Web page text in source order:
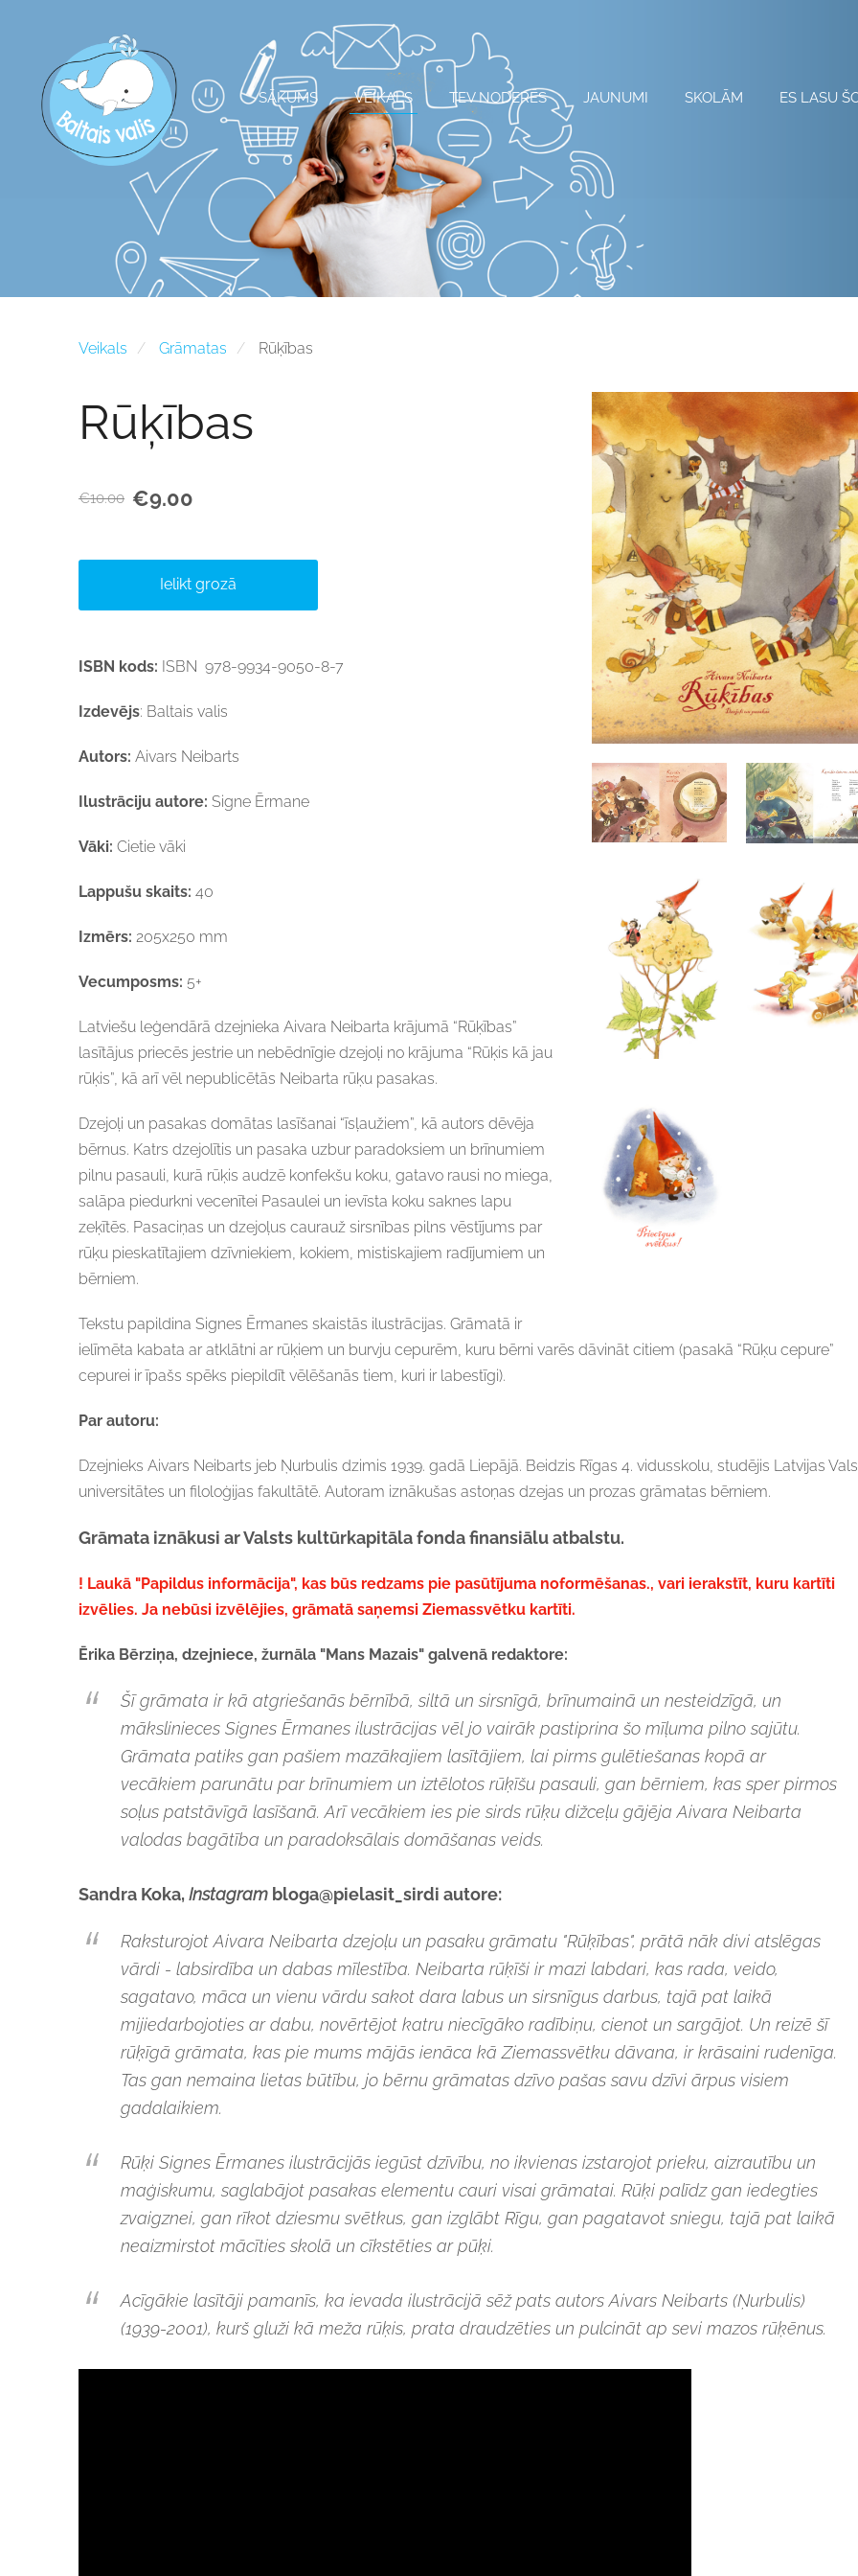
SĀKUMS VEIKALS TEV NODERĒS JAUNUMI SKOLĀM ES LASU
Veikals Grāmatas Rūķības
Rūķības
€10.00 €9.00
Ielikt grozā
ISBN kods: ISBN 978-9934-9050-8-7
Izdevējs: Baltais valis
Autors: Aivars Neibarts
Ilustrāciju autore: Signe Ērmane
Vāki: Cietie vāki
Lappušu skaits: 40
Izmērs: 205x250 mm
Vecumposms: 5+
Latviešu leģendārā dzejnieka Aivara Neibarta krājumā “Rūķības”
lasītājus priecēs jestrie un nebēdnīgie dzejoļi no krājuma “Rūķis kā jau
rūķis”, kā arī vēl nepublicētās Neibarta rūķu pasakas.
Dzejoļi un pasakas domātas lasīšanai “īsļaužiem”, kā autors dēvēja
bērnus. Katrs dzejolītis un pasaka uzbur paradoksiem un brīnumiem
pilnu pasauli, kurā rūķis audzē konfekšu koku, gatavo rausi no miega,
salāpa piedurkni vecenītei Pasaulei un ievīsta koku saknes lapu
zeķītēs. Pasaciņas un dzejoļus caurauž sirsnības pilns vēstījums par
rūķu pieskatītajiem dzīvniekiem, kokiem, mistiskajiem radījumiem un
bērniem.
Tekstu papildina Signes Ērmanes skaistās ilustrācijas. Grāmatā ir
ielīmēta kabata ar atklātni ar rūķiem un burvju cepurēm, kuru bērni varēs dāvināt citiem (pasakā “Rūķu cepure”
cepurei ir īpašs spēks piepildīt vēlēšanās tiem, kuri ir labestīgi).
Par autoru:
Dzejnieks Aivars Neibarts jeb Ņurbulis dzimis 1939. gadā Liepājā. Beidzis Rīgas 4. vidusskolu, studējis Latvijas
universitātes un filoloģijas fakultātē. Autoram iznākušas astoņas dzejas un prozas grāmatas bērniem.
Grāmata iznākusi ar Valsts kultūrkapitāla fonda finansiālu atbalstu.
! Laukā "Papildus informācija", kas būs redzams pie pasūtījuma noformēšanas., vari ierakstīt, kuru kartīti
izvēlies. Ja nebūsi izvēlējies, grāmatā saņemsi Ziemassvētku kartīti.
Ērika Bērziņa, dzejniece, žurnāla "Mans Mazais" galvenā redaktore:
Šī grāmata ir kā atgriešanās bērnībā, siltā un sirsnīgā, brīnumainā un nesteidzīgā, un
mākslinieces Signes Ērmanes ilustrācijas vēl jo vairāk pastiprina šo mīļuma pilno sajūtu.
Grāmata patiks gan pašiem mazākajiem lasītājiem, lai pirms gulētiešanas kopā ar
vecākiem parunātu par brīnumiem un iztēlotos rūķīšu pasauli, gan bērniem, kas sper pirmos
soļus patstāvīgā lasīšanā. Arī vecākiem ies pie sirds rūķu dižceļu gājēja Aivara Neibarta
valodas bagātība un paradoksālais domāšanas veids.
Sandra Koka, Instagram bloga@pielasit_sirdi autore:
Raksturojot Aivara Neibarta dzejoļu un pasaku grāmatu "Rūķības", prātā nāk divi atslēgas
vārdi - labsirdība un dabas mīlestība. Neibarta rūķīši ir mazi labdari, kas rada, veido,
sagatavo, māca un vienu vārdu sakot dara labus un sirsnīgus darbus, tajā pat laikā
mijiedarbojoties ar dabu, novērtējot katru niecīgāko radībiņu, cienot un sargājot. Un reizē šī
rūķīgā grāmata, kas pie mums mājās ienāca kā Ziemassvētku dāvana, ir krāsaini rudenīga.
Tas gan nemaina lietas būtību, jo bērnu grāmatas dzīvo pašas savu dzīvi ārpus visiem
gadalaikiem.
Rūķi Signes Ērmanes ilustrācijās iegūst dzīvību, no ikvienas izstarojot prieku, aizrautību un
maģiskumu, saglabājot pasakas elementu cauri visai grāmatai. Rūķi palīdz gan iedegties
zvaigznei, gan rīkot dziesmu svētkus, gan izglābt Rīgu, gan pagatavot sniegu, tajā pat laikā
neaizmirstot mācīties skolā un cīkstēties ar pūķi.
Acīgākie lasītāji pamanīs, ka ievada ilustrācijā sēž pats autors Aivars Neibarts (Ņurbulis)
(1939-2001), kurš gluži kā meža rūķis, prata draudzēties un pulcināt ap sevi mazos rūķēnus.